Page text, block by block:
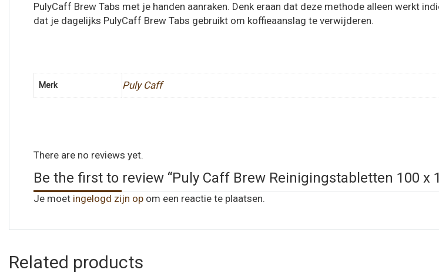
PulyCaff Brew Tabs met je handen aanraken. Denk eraan dat deze methode alleen werkt
dat je dagelijks PulyCaff Brew Tabs gebruikt om koffieaanslag te verwijderen.
Merk Puly Caff
There are no reviews yet.
Be the first to review “Puly Caff Brew Reinigingstabletten 100 x
Je moet ingelogd zijn op om een reactie te plaatsen.
Related products